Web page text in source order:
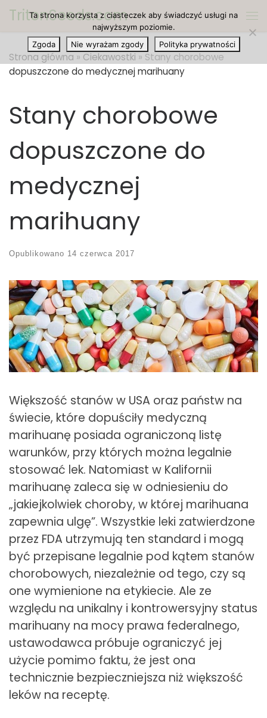
Przejdź do treści
TritonSeeds.com
Strona główna » Ciekawostki » Stany chorobowe
dopuszczone do medycznej marihuany
Stany chorobowe
dopuszczone do
medycznej
marihuany
Opublikowano 14 czerwca 2017
Większość stanów w USA oraz państw na
świecie, które dopuściły medyczną
marihuanę posiada ograniczoną listę
warunków, przy których można legalnie
stosować lek. Natomiast w Kalifornii
marihuanę zaleca się w odniesieniu do
„jakiejkolwiek choroby, w której marihuana
zapewnia ulgę”. Wszystkie leki zatwierdzone
przez FDA utrzymują ten standard i mogą
być przepisane legalnie pod kątem stanów
chorobowych, niezależnie od tego, czy są
one wymienione na etykiecie. Ale ze
względu na unikalny i kontrowersyjny status
marihuany na mocy prawa federalnego,
ustawodawca próbuje ograniczyć jej
użycie pomimo faktu, że jest ona
technicznie bezpieczniejsza niż większość
leków na receptę.
Ta strona korzysta z ciasteczek aby świadczyć usługi na
najwyższym poziomie.
Zgoda
Nie wyrażam zgody Polityka prywatności